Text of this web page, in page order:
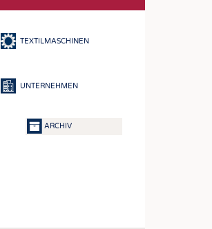
TEXTILMASCHINEN
UNTERNEHMEN
ARCHIV